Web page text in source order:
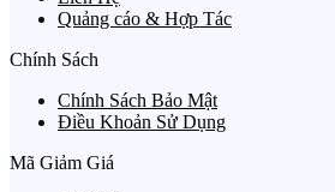
Quảng cáo & Hợp Tác
Chính Sách
Chính Sách Bảo Mật
Điều Khoản Sử Dụng
Mã Giảm Giá